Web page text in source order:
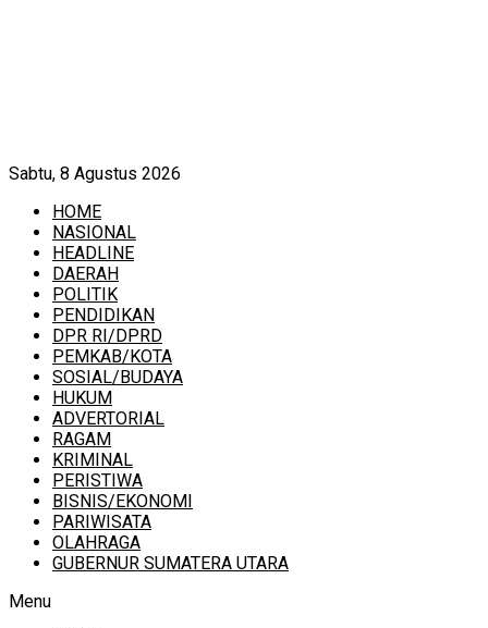
Sabtu, 8 Agustus 2026
HOME
NASIONAL
HEADLINE
DAERAH
POLITIK
PENDIDIKAN
DPR RI/DPRD
PEMKAB/KOTA
SOSIAL/BUDAYA
HUKUM
ADVERTORIAL
RAGAM
KRIMINAL
PERISTIWA
BISNIS/EKONOMI
PARIWISATA
OLAHRAGA
GUBERNUR SUMATERA UTARA
Menu